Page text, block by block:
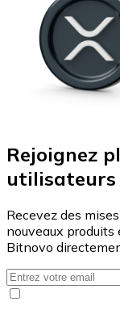
Rejoignez
utilisateurs
Recevez des
nouveaux
Bitnovo